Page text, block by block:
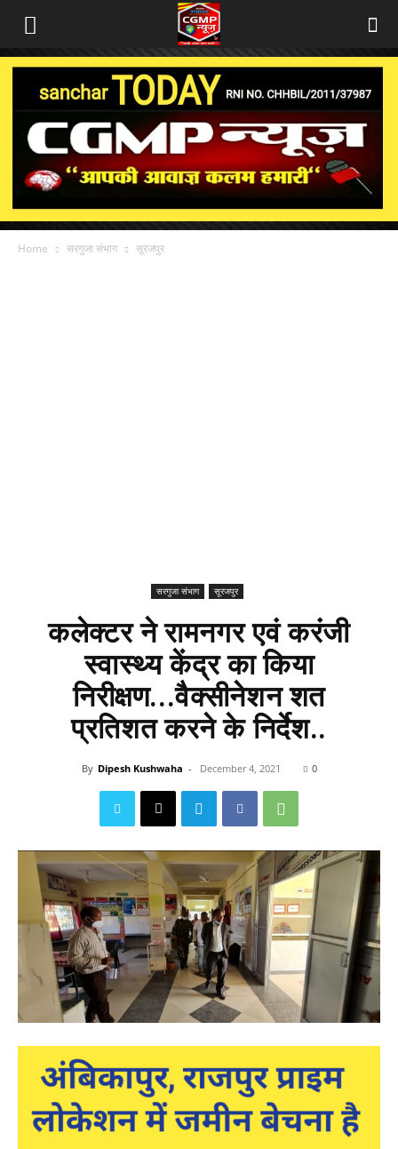
Home सरगुजा संभाग सूरजपुर
सरगुजा संभाग सूरजपुर
कलेक्टर ने रामनगर एवं करंजी
स्वास्थ्य केंद्र का किया
निरीक्षण...वैक्सीनेशन शत
प्रतिशत करने के निर्देश..
By Dipesh Kushwaha - December 4, 2021 0